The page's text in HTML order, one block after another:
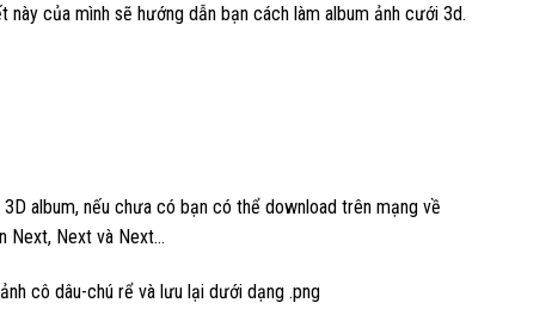
của mình sẽ hướng dẫn bạn cách làm album ảnh cưới 3d.
album, nếu chưa có bạn có thể download trên mạng về
Next, Next và Next…
cô dâu-chú rể và lưu lại dưới dạng .png